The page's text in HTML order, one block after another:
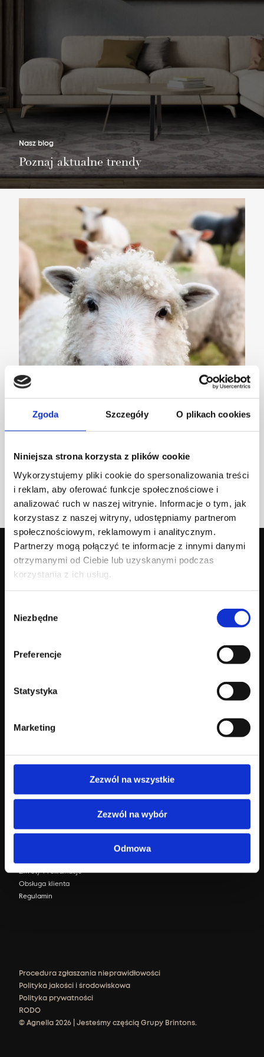
Zgoda Szczegóły O plikach cookies
Niniejsza strona korzysta z plików cookie
Wykorzystujemy pliki cookie do spersonalizowania treści
i reklam, aby oferować funkcje społecznościowe i
analizować ruch w naszej witrynie. Informacje o tym, jak
korzystasz z naszej witryny, udostępniamy partnerom
społecznościowym, reklamowym i analitycznym.
Partnerzy mogą połączyć te informacje z innymi danymi
otrzymanymi od Ciebie lub uzyskanymi podczas
korzystania z ich usług.
zgody
Niezbędne
Preferencje
Statystyka
Marketing
Zezwól na wszystkie
Zezwól na wybór
Odmowa
Nie masz produktów w ulubionych
Nie masz produktów w koszyku
Nasz blog
Poznaj aktualne trendy
Wełniany dywan – szczęśliwe owce
AKTUALNOŚCI
Nasza marka
Poznaj Agnellę
Agnella & Art
Kolekcja
Kontakt B2B
Zaloguj się
Zwroty i reklamacje
Obsługa klienta
Regulamin
Procedura zgłaszania nieprawidłowości
Polityka jakości i środowiskowa
Polityka prywatności
RODO
© Agnella 2026 | Jesteśmy częścią Grupy Brintons.